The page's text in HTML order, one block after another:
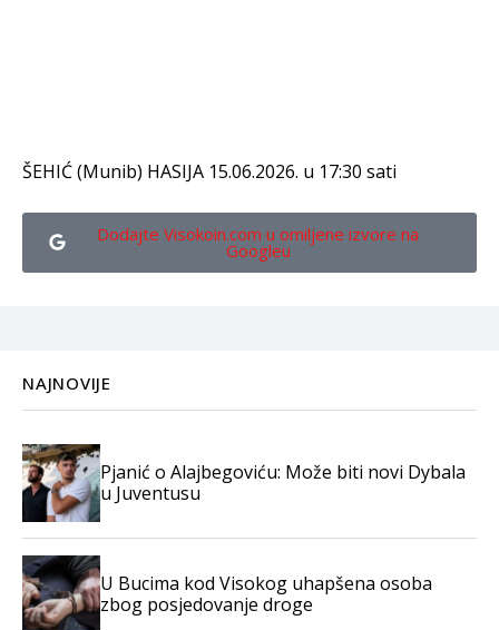
ŠEHIĆ (Munib) HASIJA 15.06.2026. u 17:30 sati
Dodajte Visokoin.com u omiljene izvore na
Googleu
NAJNOVIJE
Pjanić o Alajbegoviću: Može biti novi Dybala
u Juventusu
U Bucima kod Visokog uhapšena osoba
zbog posjedovanje droge